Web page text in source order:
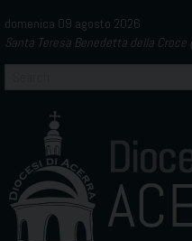
to
content
domenica 09 agosto 2026
Santa Teresa Benedetta della